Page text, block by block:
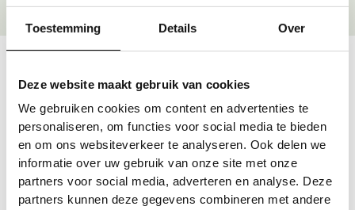
Toestemming Details Over
Deze website maakt gebruik van cookies
We gebruiken cookies om content en advertenties te
personaliseren, om functies voor social media te bieden
en om ons websiteverkeer te analyseren. Ook delen we
informatie over uw gebruik van onze site met onze
partners voor social media, adverteren en analyse. Deze
partners kunnen deze gegevens combineren met andere
Vraag & antwoord
De meest voorkomende vragen over onze dienst vind
je hier.
Bekijk alle antwoorden